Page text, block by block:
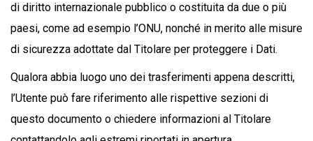
di diritto internazionale pubblico o costituita da due o più
paesi, come ad esempio l’ONU, nonché in merito alle misure
di sicurezza adottate dal Titolare per proteggere i Dati.
Qualora abbia luogo uno dei trasferimenti appena descritti,
l’Utente può fare riferimento alle rispettive sezioni di
questo documento o chiedere informazioni al Titolare